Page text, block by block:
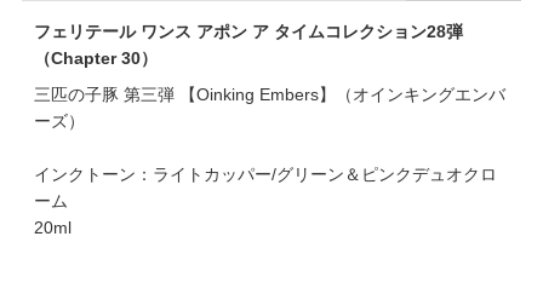
フェリテール ワンス アポン ア タイムコレクション28弾
（Chapter 30）
三匹の子豚 第三弾 【Oinking Embers】（オインキングエンバ
ーズ）
インクトーン：ライトカッパー/グリーン＆ピンクデュオクロ
ーム
20ml